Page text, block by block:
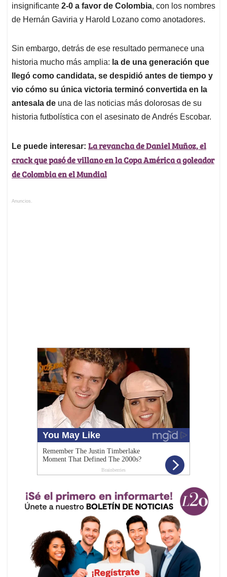
insignificante 2-0 a favor de Colombia, con los nombres
de Hernán Gaviria y Harold Lozano como anotadores.
Sin embargo, detrás de ese resultado permanece una
historia mucho más amplia: la de una generación que
llegó como candidata, se despidió antes de tiempo y
vio cómo su única victoria terminó convertida en la
antesala de una de las noticias más dolorosas de su
historia futbolística con el asesinato de Andrés Escobar.
Le puede interesar: La revancha de Daniel Muñoz, el
crack que pasó de villano en la Copa América a goleador
de Colombia en el Mundial
Anuncios.